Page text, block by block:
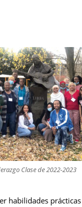
Clase de 2022-2023
habilidades prácticas